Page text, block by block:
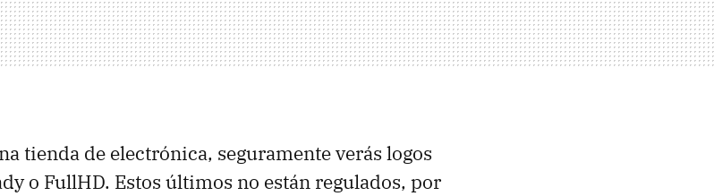
tienda de electrónica, seguramente verás logos
o FullHD. Estos últimos no están regulados, por